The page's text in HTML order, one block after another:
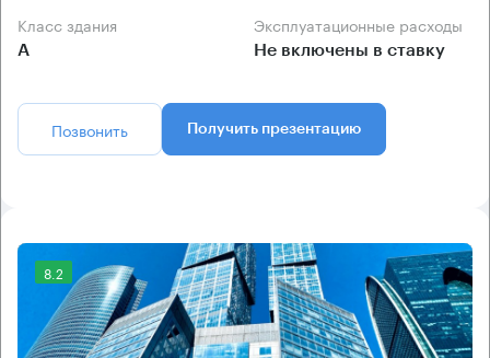
Класс здания
А
Эксплуатационные расходы
Не включены в ставку
Позвонить Получить презентацию
8.2